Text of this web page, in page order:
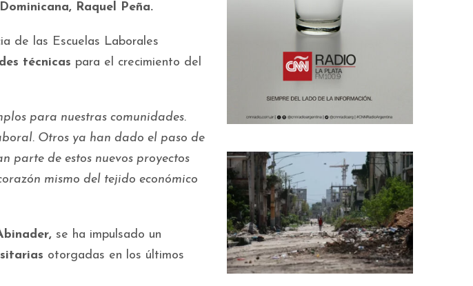
Raquel Peña.
de las Escuelas Laborales
técnicas para el crecimiento del
para nuestras comunidades.
Otros ya han dado el paso de
parte de estos nuevos proyectos
mismo del tejido económico
se ha impulsado un
otorgadas en los últimos